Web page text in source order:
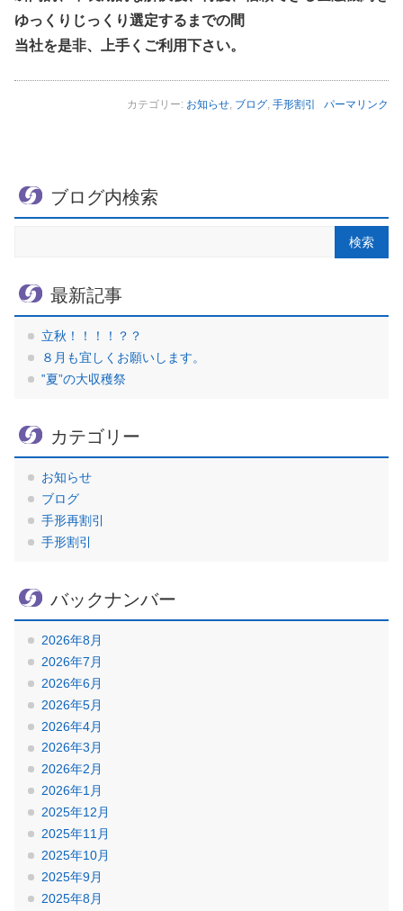
ゆっくりじっくり選定するまでの間
当社を是非、上手くご利用下さい。
カテゴリー: お知らせ ブログ 手形割引 パーマリンク
ブログ内検索
最新記事
立秋！！！！？？
８月も宜しくお願いします。
‟夏”の大収穫祭
カテゴリー
お知らせ
ブログ
手形再割引
手形割引
バックナンバー
2026年8月
2026年7月
2026年6月
2026年5月
2026年4月
2026年3月
2026年2月
2026年1月
2025年12月
2025年11月
2025年10月
2025年9月
2025年8月